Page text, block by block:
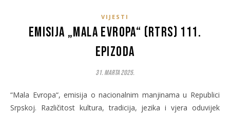
VIJESTI
Emisija „Mala Evropa“ (RTRS) 111.
epizoda
31. Marta 2025.
“Mala Evropa“, emisija o nacionalnim manjinama u Republici
Srpskoj. Različitost kultura, tradicija, jezika i vjera oduvijek